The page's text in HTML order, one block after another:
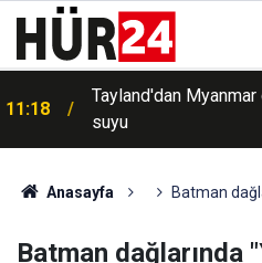
11:18
Tayland'dan
suyu
Anasayfa Batman
Batman dağlarında